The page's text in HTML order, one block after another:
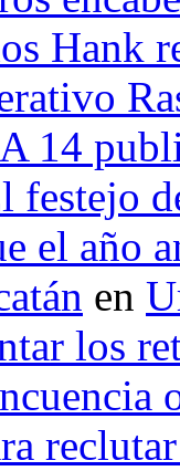
Hank
14
festejo
el año
en
los